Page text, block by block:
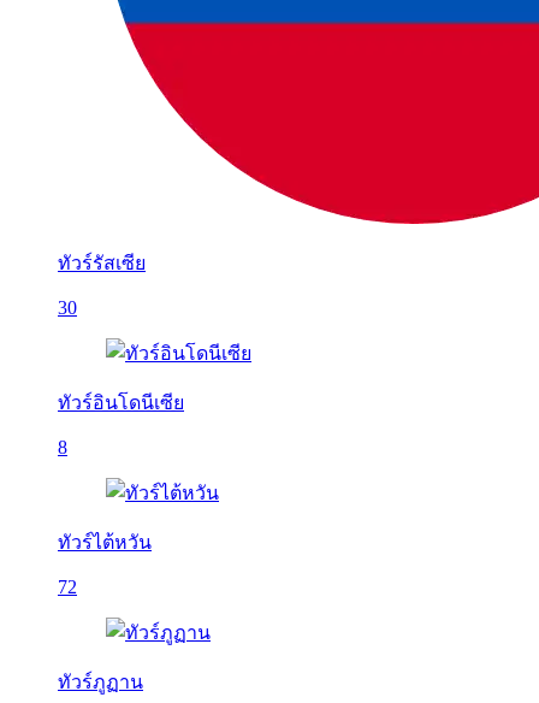
ทัวร์รัสเซีย
30
ทัวร์อินโดนีเซีย
8
ทัวร์ไต้หวัน
72
ทัวร์ภูฏาน